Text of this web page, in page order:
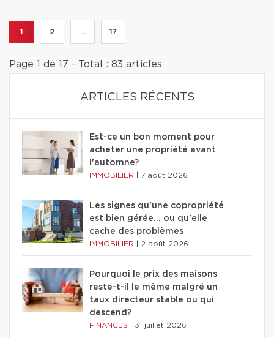
1 2 ... 17
Page 1 de 17 - Total : 83 articles
ARTICLES RÉCENTS
Est-ce un bon moment pour
acheter une propriété avant
l'automne?
IMMOBILIER 7 août 2026
Les signes qu'une copropriété
est bien gérée… ou qu'elle
cache des problèmes
IMMOBILIER 2 août 2026
Pourquoi le prix des maisons
reste-t-il le même malgré un
taux directeur stable ou qui
descend?
FINANCES 31 juillet 2026